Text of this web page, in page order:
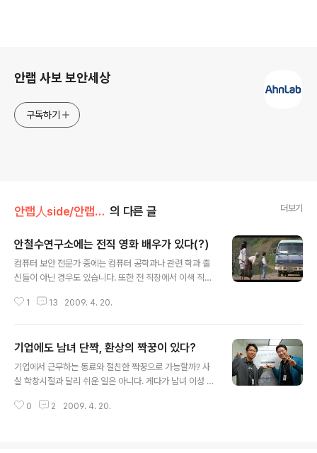
안랩 사보 보안세상
구독하기
안랩人side/안랩!안랩인! 의 다른 글 더보기
안철수연구소에는 전직 영화 배우가 있다(?)
컴퓨터 보안 전문가 중에는 컴퓨터 공학과나 관련 학과 출
신들이 아닌 경우도 있습니다. 또한 전 직장에서 이색 직업
안철수연구소에도 이색 직업을 가졌던 분이 많이 있는데
배우와 보안전문가, 어찌보면 정말 상상할 수 없는 조합인
데요. 과연 어떻게 "집으로"에 출연을 하게 되었는지, 그 주
인공인 해외사업팀의 안병무 대리를 만났습니다. Q: 영
절 때부터 영화 제작자가 꿈이었어요. 다른 직업은 생각해
1 13 2009. 4. 20.
기업에도 남녀 단짝, 환상의 짝꿍이 있다?
기업에서 근무하는 동료와 절친한 짝꿍으로 가능할까? 사
실 학창시절과 달리 쉬운 일은 아니다. 게다가 남녀 이성 짝
끼리 단짝은 직장에서도 흔히 볼 수도 있겠지만 서로 사귀
0 2 2009. 4. 20.